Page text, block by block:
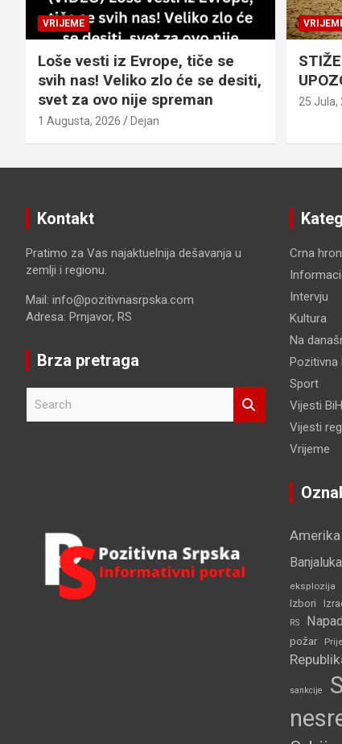
VRIJEME
Loše vesti iz Evrope, tiče se
svih nas! Veliko zlo će se desiti,
svet za ovo nije spreman
1 Augusta, 2026 Dejan
25 Jula,
Kontakt
Pratimo za Vas najaktuelnija dešavanja u
zemlji i regionu.
Mail: info@pozitivnasrpska.com
Adresa: Prnjavor, RS
Brza pretraga
Crna
Intervju
Kultura
Na
Pozitivna
Sport
Vijesti
Vijesti
Vrijeme
Amerika
Banjaluka
eksplozija
Izbori
RS
Napad
požar
sankcije